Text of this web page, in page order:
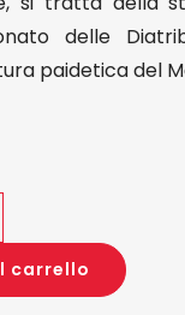
delle
paidetica del
carrello